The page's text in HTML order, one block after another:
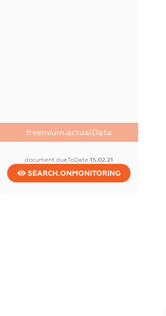
freemium.actualData
document.dueToDate15.02.21
SEARCH.ONMONITORING